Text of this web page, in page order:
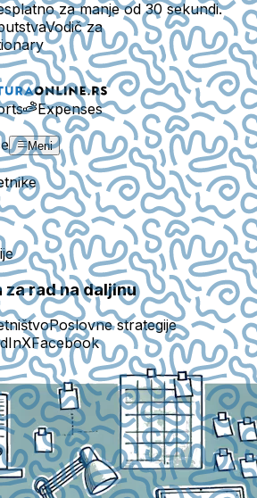
za manje od 30 sekundi.
Vodič za
Expenses
Meni
za rad na daljinu
Poslovne strategije
XFacebook